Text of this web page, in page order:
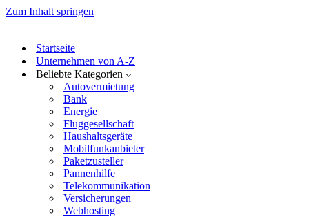
Zum Inhalt springen
Startseite
Unternehmen von A-Z
Beliebte Kategorien
Autovermietung
Bank
Energie
Fluggesellschaft
Haushaltsgeräte
Mobilfunkanbieter
Paketzusteller
Pannenhilfe
Telekommunikation
Versicherungen
Webhosting